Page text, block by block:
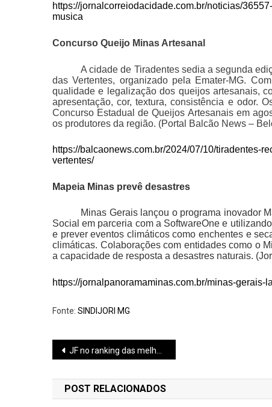
https://jornalcorreiodacidade.com.br/noticias/
musica
Concurso Queijo Minas Artesanal
A cidade de Tiradentes sedia a segunda
das Vertentes, organizado pela Emater-MG.
qualidade e legalização dos queijos artesanais,
apresentação, cor, textura, consistência e odor.
Concurso Estadual de Queijos Artesanais em
os produtores da região. (Portal Balcão News –
https://balcaonews.com.br/2024/07/10/tiradentes-
vertentes/
Mapeia Minas prevê desastres
Minas Gerais lançou o programa inovador
Social em parceria com a SoftwareOne e
e prever eventos climáticos como enchentes e
climáticas. Colaborações com entidades como o
a capacidade de resposta a desastres naturais.
https://jornalpanoramaminas.com.br/minas-
Fonte: SINDIJORI MG
Navegação
de
Post
JF no ranking das melhores
POST RELACIONADOS